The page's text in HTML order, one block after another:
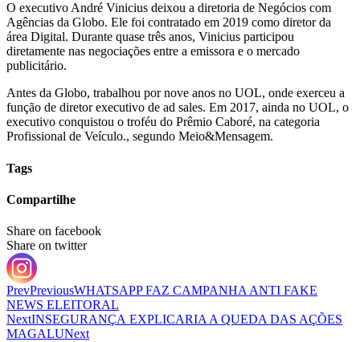
O executivo André Vinicius deixou a diretoria de Negócios com
Agências da Globo. Ele foi contratado em 2019 como diretor da
área Digital. Durante quase três anos, Vinicius participou
diretamente nas negociações entre a emissora e o mercado
publicitário.
Antes da Globo, trabalhou por nove anos no UOL, onde exerceu a
função de diretor executivo de ad sales. Em 2017, ainda no UOL, o
executivo conquistou o troféu do Prêmio Caboré, na categoria
Profissional de Veículo., segundo Meio&Mensagem.
Tags
Compartilhe
Share on facebook
Share on twitter
PrevPreviousWHATSAPP FAZ CAMPANHA ANTI FAKE
NEWS ELEITORAL
NextINSEGURANÇA EXPLICARIA A QUEDA DAS AÇÕES
MAGALUNext